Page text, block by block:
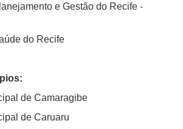
e Gestão do Recife -
do Recife
de Camaragibe
de Caruaru